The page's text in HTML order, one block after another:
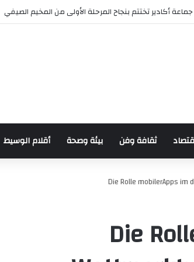
السابعة والعشرين لعيد العرش المجيد
ثقافة وفن بيئة وصحة أقلام الوسيط
Die Rolle mobilerApps
Die